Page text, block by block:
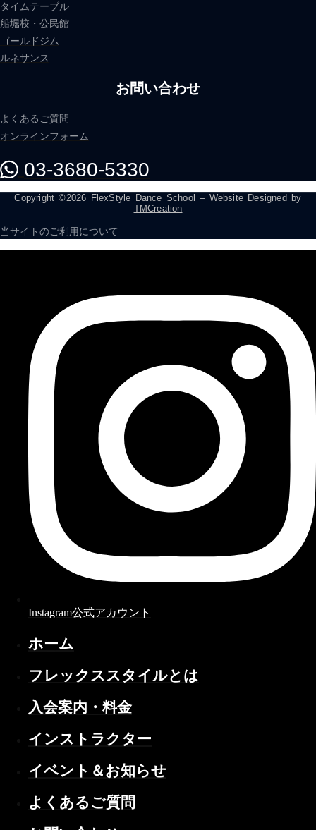
タイムテーブル
船堀校・公民館
ゴールドジム
ルネサンス
お問い合わせ
よくあるご質問
オンラインフォーム
03-3680-5330
Copyright ©2026 FlexStyle Dance School – Website Designed by
TMCreation
当サイトのご利用について
Instagram公式アカウント
ホーム
フレックススタイルとは
入会案内・料金
インストラクター
イベント＆お知らせ
よくあるご質問